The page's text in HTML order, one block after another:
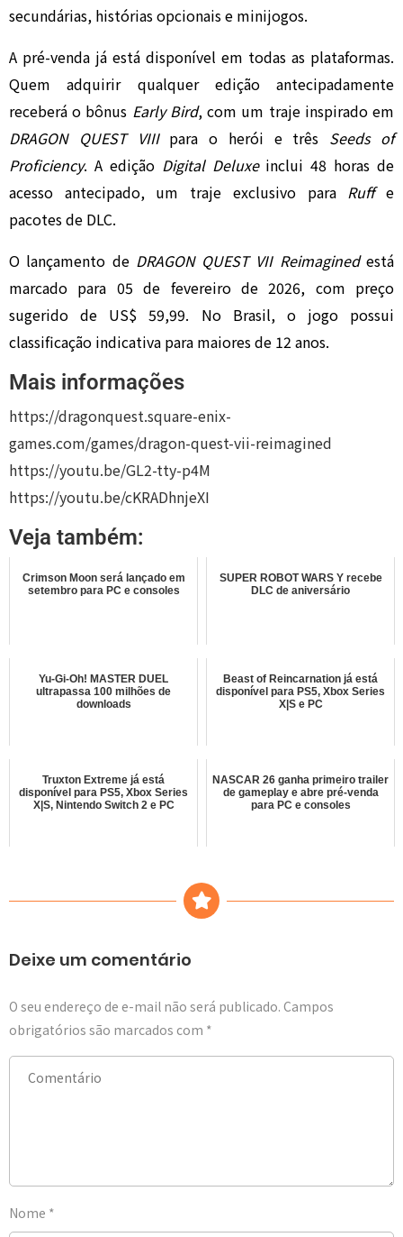
secundárias, histórias opcionais e minijogos.
A pré-venda já está disponível em todas as plataformas.
Quem adquirir qualquer edição antecipadamente
receberá o bônus Early Bird, com um traje inspirado em
DRAGON QUEST VIIIpara o herói e três Seeds of
Proficiency. A edição Digital Deluxeinclui 48 horas de
acesso antecipado, um traje exclusivo para Ruffe
pacotes de DLC.
O lançamento de DRAGON QUEST VII Reimaginedestá
marcado para 05 de fevereiro de 2026, com preço
sugerido de US$ 59,99. No Brasil, o jogo possui
classificação indicativa para maiores de 12 anos.
Mais informações
https://dragonquest.square-enix-
games.com/games/dragon-quest-vii-reimagined
https://youtu.be/GL2-tty-p4M
https://youtu.be/cKRADhnjeXI
Veja também:
Crimson Moon será lançado em
setembro para PC e consoles
SUPER ROBOT WARS Y recebe
DLC de aniversário
Yu-Gi-Oh! MASTER DUEL
ultrapassa 100 milhões de
downloads
Beast of Reincarnation já está
disponível para PS5, Xbox Series
X|S e PC
Truxton Extreme já está
disponível para PS5, Xbox Series
X|S, Nintendo Switch 2 e PC
NASCAR 26 ganha primeiro trailer
de gameplay e abre pré-venda
para PC e consoles
Deixe um comentário
O seu endereço de e-mail não será publicado. Campos
obrigatórios são marcados com *
Nome *